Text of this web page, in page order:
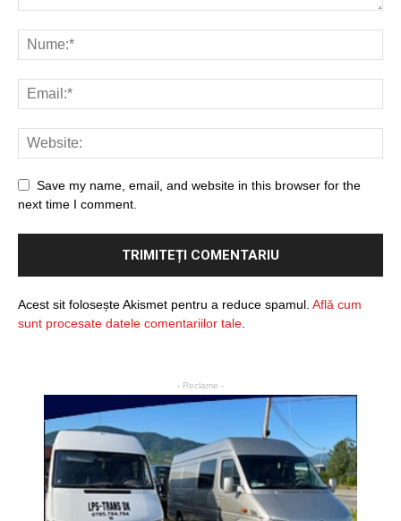
Save my name, email, and website in this browser for the
next time I comment.
Acest sit folosește Akismet pentru a reduce spamul. Află cum
sunt procesate datele comentariilor tale
- Reclame -